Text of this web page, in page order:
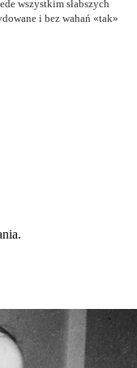
wszystkim słabszych
i bez wahań «tak»